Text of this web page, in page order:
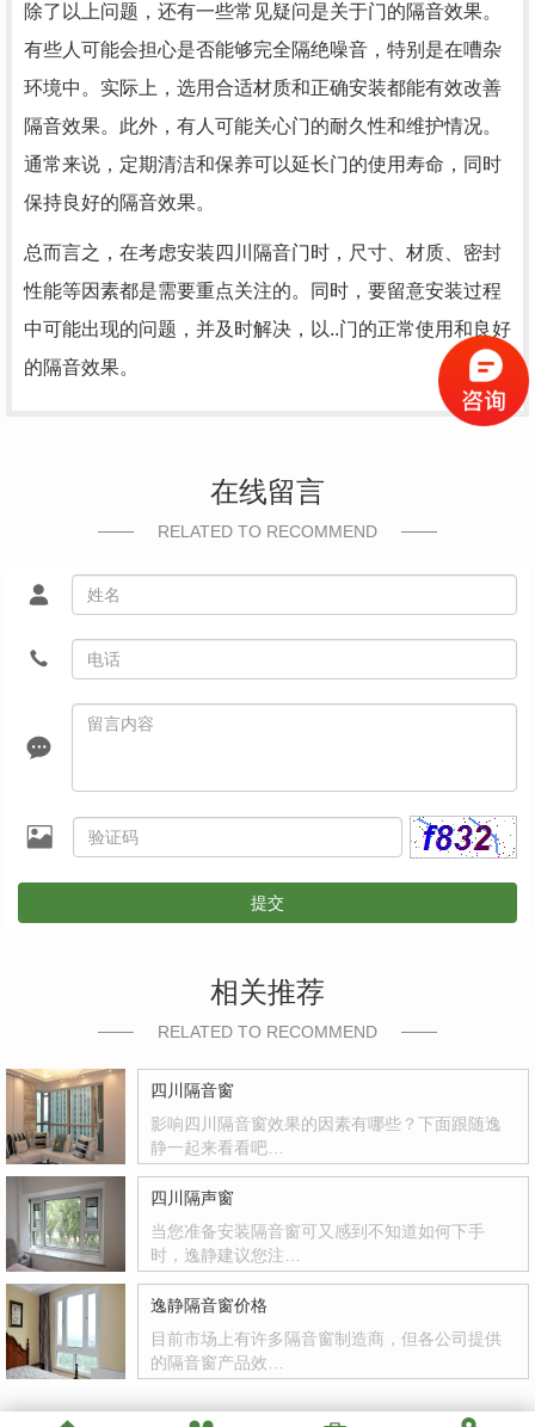
除了以上问题，还有一些常见疑问是关于门的隔音效果。
有些人可能会担心是否能够完全隔绝噪音，特别是在嘈杂
环境中。实际上，选用合适材质和正确安装都能有效改善
隔音效果。此外，有人可能关心门的耐久性和维护情况。
通常来说，定期清洁和保养可以延长门的使用寿命，同时
保持良好的隔音效果。
总而言之，在考虑安装四川隔音门时，尺寸、材质、密封
性能等因素都是需要重点关注的。同时，要留意安装过程
中可能出现的问题，并及时解决，以..门的正常使用和良好
的隔音效果。
在线留言
RELATED TO RECOMMEND
提交
相关推荐
RELATED TO RECOMMEND
四川隔音窗
影响四川隔音窗效果的因素有哪些？下面跟随逸
静一起来看看吧…
四川隔声窗
当您准备安装隔音窗可又感到不知道如何下手
时，逸静建议您注…
逸静隔音窗价格
目前市场上有许多隔音窗制造商，但各公司提供
的隔音窗产品效…